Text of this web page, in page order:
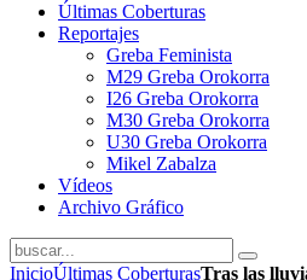
Últimas Coberturas
Reportajes
Greba Feminista
M29 Greba Orokorra
I26 Greba Orokorra
M30 Greba Orokorra
U30 Greba Orokorra
Mikel Zabalza
Vídeos
Archivo Gráfico
InicioÚltimas CoberturasTras las